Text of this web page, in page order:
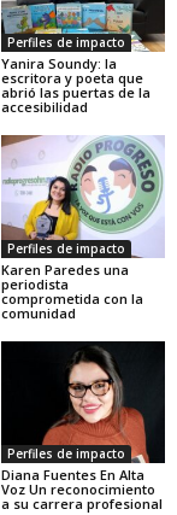
Perfiles de impacto
Yanira Soundy: la
escritora y poeta que
abrió las puertas de la
accesibilidad
Perfiles de impacto
Karen Paredes una
periodista
comprometida con la
comunidad
Perfiles de impacto
Diana Fuentes En Alta
Voz Un reconocimiento
a su carrera profesional